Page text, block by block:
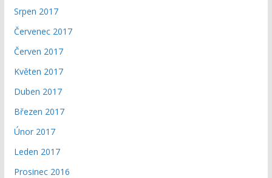
Srpen 2017
Červenec 2017
Červen 2017
Květen 2017
Duben 2017
Březen 2017
Únor 2017
Leden 2017
Prosinec 2016